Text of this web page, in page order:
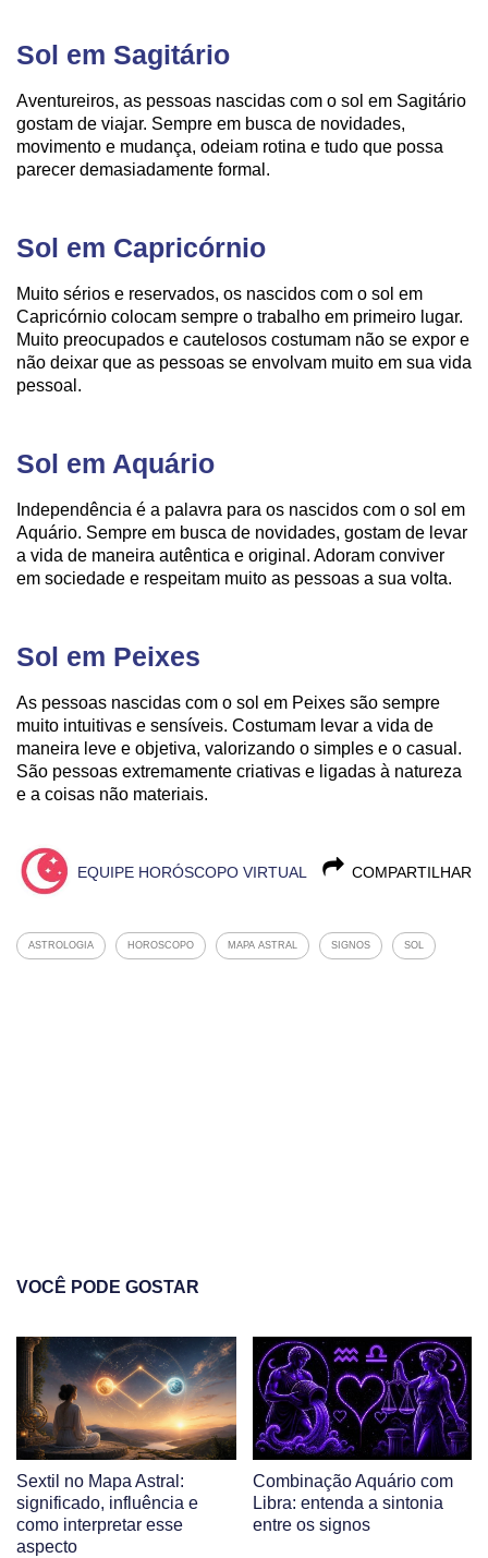
Sol em Sagitário
Aventureiros, as pessoas nascidas com o sol em Sagitário
gostam de viajar. Sempre em busca de novidades,
movimento e mudança, odeiam rotina e tudo que possa
parecer demasiadamente formal.
Sol em Capricórnio
Muito sérios e reservados, os nascidos com o sol em
Capricórnio colocam sempre o trabalho em primeiro lugar.
Muito preocupados e cautelosos costumam não se expor e
não deixar que as pessoas se envolvam muito em sua vida
pessoal.
Sol em Aquário
Independência é a palavra para os nascidos com o sol em
Aquário. Sempre em busca de novidades, gostam de levar
a vida de maneira autêntica e original. Adoram conviver
em sociedade e respeitam muito as pessoas a sua volta.
Sol em Peixes
As pessoas nascidas com o sol em Peixes são sempre
muito intuitivas e sensíveis. Costumam levar a vida de
maneira leve e objetiva, valorizando o simples e o casual.
São pessoas extremamente criativas e ligadas à natureza
e a coisas não materiais.
COMPARTILHAR
EQUIPE HORÓSCOPO VIRTUAL
ASTROLOGIA HOROSCOPO MAPA ASTRAL SIGNOS SOL
VOCÊ PODE GOSTAR
Sextil no Mapa Astral:
significado, influência e
como interpretar esse
aspecto
Combinação Aquário com
Libra: entenda a sintonia
entre os signos